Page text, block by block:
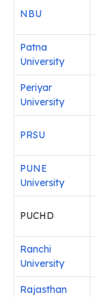
NBU
Patna
University
Periyar
University
PRSU
PUNE
University
PUCHD
Ranchi
University
Rajasthan